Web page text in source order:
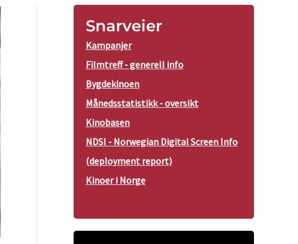
Snarveier
Kampanjer
Filmtreff - generell info
Bygdekinoen
Månedsstatistikk - oversikt
Kinobasen
NDSI - Norwegian Digital Screen Info
(deployment report)
Kinoer i Norge